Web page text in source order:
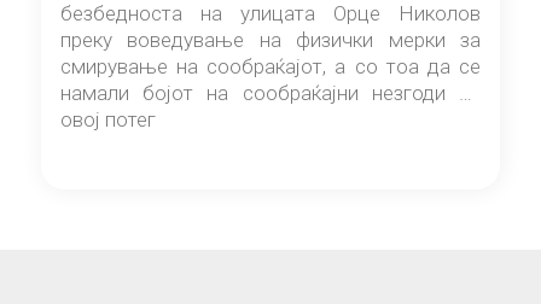
безбедноста на улицата Орце Николов
преку воведување на физички мерки за
смирување на сообраќајот, а со тоа да се
намали бојот на сообраќајни незгоди на
овој потег